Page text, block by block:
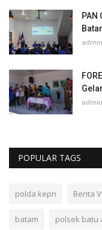
admin
admin
POPULAR TAGS
polda kepri Berita
batam polsek batu